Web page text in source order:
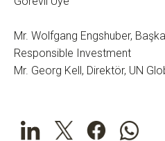
Mr. Wolfgang Engshuber,
Responsible Investment
Mr. Georg Kell, Direktör, UN